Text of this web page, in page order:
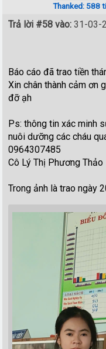
Thanked: 588
Trả lời #58 vào: 31-03-
Báo cáo đã trao tiền
Xin chân thành cảm ơn
đỡ ạh
Ps: thông tin xác minh
nuôi dưỡng các cháu
0964307485
Cô Lý Thị Phương Thảo
Trong ảnh là trao ngày